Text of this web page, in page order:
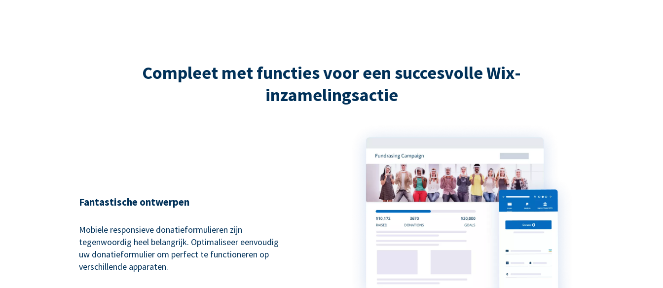
Compleet met functies voor een succesvolle Wix-
inzamelingsactie
Fantastische ontwerpen
Mobiele responsieve donatieformulieren zijn
tegenwoordig heel belangrijk. Optimaliseer eenvoudig
uw donatieformulier om perfect te functioneren op
verschillende apparaten.